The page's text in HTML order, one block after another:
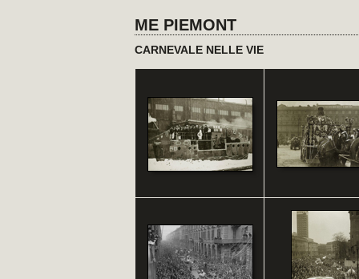
ME PIEMONT
CARNEVALE NELLE VIE